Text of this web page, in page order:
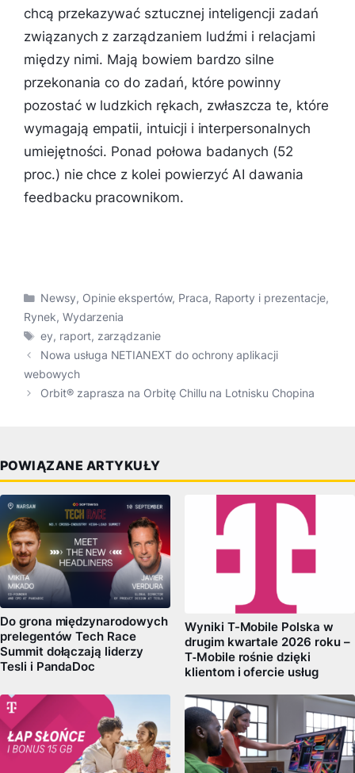
chcą przekazywać sztucznej inteligencji zadań
związanych z zarządzaniem ludźmi i relacjami
między nimi. Mają bowiem bardzo silne
przekonania co do zadań, które powinny
pozostać w ludzkich rękach, zwłaszcza te, które
wymagają empatii, intuicji i interpersonalnych
umiejętności. Ponad połowa badanych (52
proc.) nie chce z kolei powierzyć AI dawania
feedbacku pracownikom.
Kategorie
Newsy, Opinie ekspertów, Praca, Raporty i prezentacje,
Rynek, Wydarzenia
Tagi
ey, raport, zarządzanie
Nowa usługa NETIANEXT do ochrony aplikacji
webowych
Orbit® zaprasza na Orbitę Chillu na Lotnisku Chopina
POWIĄZANE ARTYKUŁY
Do grona międzynarodowych
prelegentów Tech Race
Summit dołączają liderzy
Tesli i PandaDoc
Wyniki T-Mobile Polska w
drugim kwartale 2026 roku –
T‑Mobile rośnie dzięki
klientom i ofercie usług